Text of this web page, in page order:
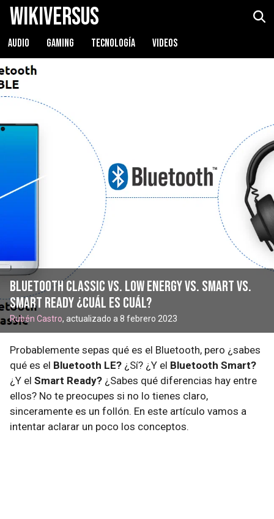
WikiVersus
AUDIO GAMING TECNOLOGÍA VIDEOS
Bluetooth Classic Vs. Low Energy Vs. Smart Vs.
Smart Ready ¿Cuál es cuál?
Rubén Castro, actualizado a 8 febrero 2023
Probablemente sepas qué es el Bluetooth, pero ¿sabes
qué es el Bluetooth LE? ¿Sí? ¿Y el Bluetooth Smart?
¿Y el Smart Ready? ¿Sabes qué diferencias hay entre
ellos? No te preocupes si no lo tienes claro,
sinceramente es un follón. En este artículo vamos a
intentar aclarar un poco los conceptos.